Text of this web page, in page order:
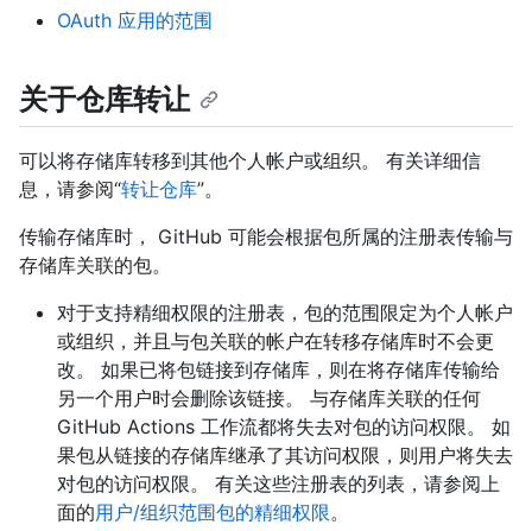
OAuth 应用的范围
关于仓库转让
可以将存储库转移到其他个人帐户或组织。 有关详细信
息，请参阅“转让仓库”。
传输存储库时， GitHub 可能会根据包所属的注册表传输与
存储库关联的包。
对于支持精细权限的注册表，包的范围限定为个人帐户
或组织，并且与包关联的帐户在转移存储库时不会更
改。 如果已将包链接到存储库，则在将存储库传输给
另一个用户时会删除该链接。 与存储库关联的任何
GitHub Actions 工作流都将失去对包的访问权限。 如
果包从链接的存储库继承了其访问权限，则用户将失去
对包的访问权限。 有关这些注册表的列表，请参阅上
面的用户/组织范围包的精细权限。